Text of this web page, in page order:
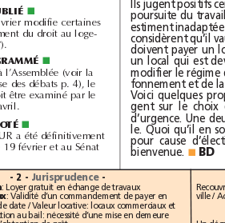
PUBLIÉ
Un décret du 11février modifie certaines
règles de fonctionnement du droit au loge-
ment opposable (p.7).
PROGRAMMÉ
lecture à l’Assemblée (voir la
suite de notre synthèse des débats p.4), le
projet de loi Pinel doit être examiné par le
Sénat à partir du 15 avril.
VOTÉ
Le projet de loi ALUR a été définitivement
voté à l’Assemblée le 19février et au Sénat BD
- 2 - Jurisprudence -
: Loyer gratuit en échange de travaux
Baux commerciaux : Validité d’un commandement de payer en
dépit d’une erreur de date / Valeur locative: locaux commerciaux et
d’habitation / Infraction au bail: nécessité d’une mise en demeure